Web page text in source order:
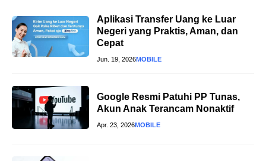
Aplikasi Transfer Uang ke Luar
Negeri yang Praktis, Aman, dan
Cepat
Jun. 19, 2026MOBILE
Google Resmi Patuhi PP Tunas,
Akun Anak Terancam Nonaktif
Apr. 23, 2026MOBILE